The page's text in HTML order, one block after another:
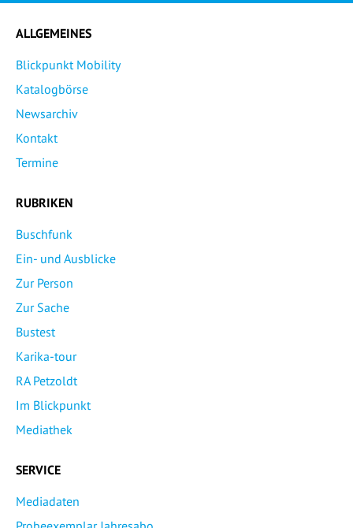
ALLGEMEINES
Blickpunkt Mobility
Katalogbörse
Newsarchiv
Kontakt
Termine
RUBRIKEN
Buschfunk
Ein- und Ausblicke
Zur Person
Zur Sache
Bustest
Karika-tour
RA Petzoldt
Im Blickpunkt
Mediathek
SERVICE
Mediadaten